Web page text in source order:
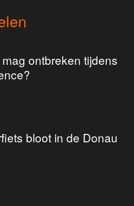
ontbreken tijdens
bloot in de Donau